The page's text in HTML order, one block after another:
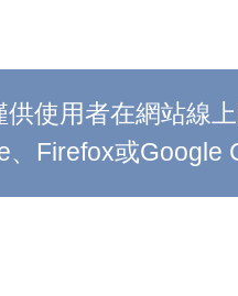
使用者在網站線
Firefox或Google